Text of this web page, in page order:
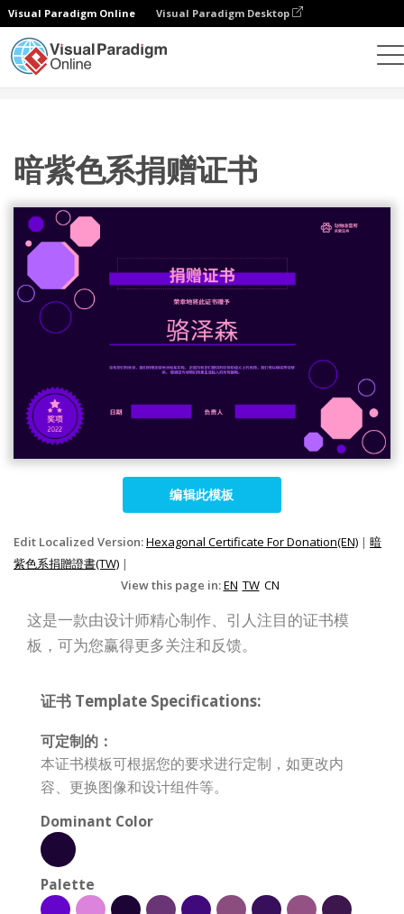
Visual Paradigm Online Visual Paradigm Desktop
暗紫色系捐赠证书
编辑此模板
Edit Localized Version:Hexagonal Certificate For Donation(EN) | 暗
紫色系捐贈證書(TW) |
View this page in:EN TW CN
这是一款由设计师精心制作、引人注目的证书模
板，可为您赢得更多关注和反馈。
证书 Template Specifications:
可定制的：
本证书模板可根据您的要求进行定制，如更改内
容、更换图像和设计组件等。
Dominant Color
Palette